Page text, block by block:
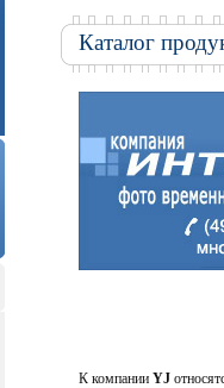
Каталог
К компании YJ